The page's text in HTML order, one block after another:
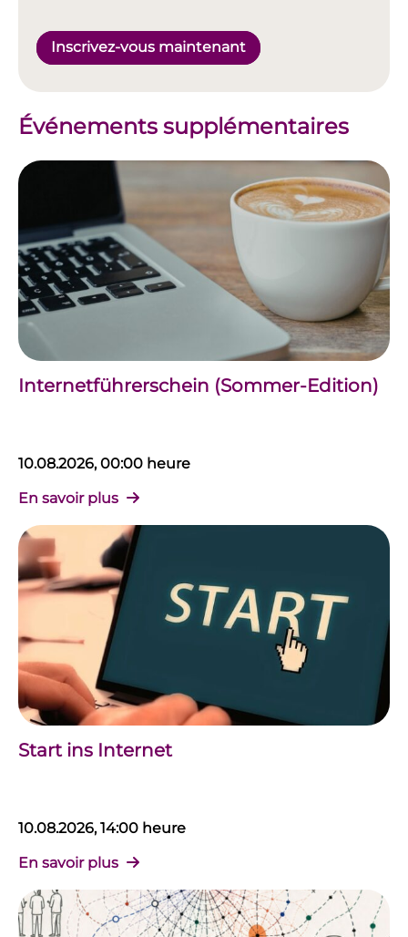
Inscrivez-vous maintenant
Événements supplémentaires
Internetführerschein (Sommer-Edition)
10.08.2026, 00:00 heure
En savoir plus
Start ins Internet
10.08.2026, 14:00 heure
En savoir plus